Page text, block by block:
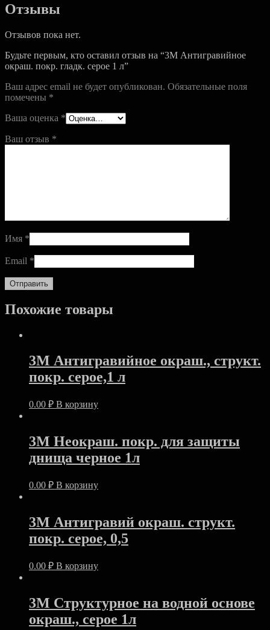
Отзывы
Отзывов пока нет.
Будьте первым, кто оставил отзыв на “3M Антигравийное
окраш. покр. гладк. серое 1 л”
Ваш адрес email не будет опубликован. Обязательные поля
помечены *
Ваша оценка *
Ваш отзыв *
Имя *
Email *
Похожие товары
3M Антигравийное окраш., структ.
покр. серое,1 л
0.00 ₽ В корзину
3M Неокраш. покр. для защиты
днища черное 1л
0.00 ₽ В корзину
3M Антигравий окраш. структ.
покр. серое, 0,5
0.00 ₽ В корзину
3M Структурное на водной основе
окраш., серое 1л